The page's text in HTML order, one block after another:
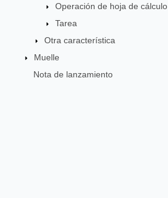
Operación de hoja de cálculo
Tarea
Otra característica
Muelle
Nota de lanzamiento